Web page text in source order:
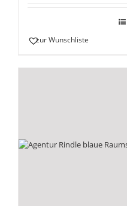
zur Wunschliste